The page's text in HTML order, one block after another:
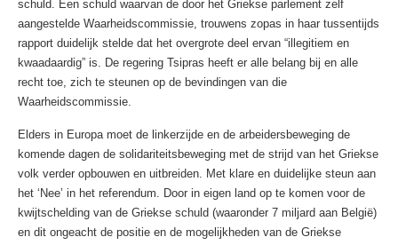
schuld. Een schuld waarvan de door het Griekse parlement zelf
aangestelde Waarheidscommissie, trouwens zopas in haar tussentijds
rapport duidelijk stelde dat het overgrote deel ervan “illegitiem en
kwaadaardig” is. De regering Tsipras heeft er alle belang bij en alle
recht toe, zich te steunen op de bevindingen van die
Waarheidscommissie.
Elders in Europa moet de linkerzijde en de arbeidersbeweging de
komende dagen de solidariteitsbeweging met de strijd van het Griekse
volk verder opbouwen en uitbreiden. Met klare en duidelijke steun aan
het ‘Nee’ in het referendum. Door in eigen land op te komen voor de
kwijtschelding van de Griekse schuld (waaronder 7 miljard aan België)
en dit ongeacht de positie en de mogelijkheden van de Griekse